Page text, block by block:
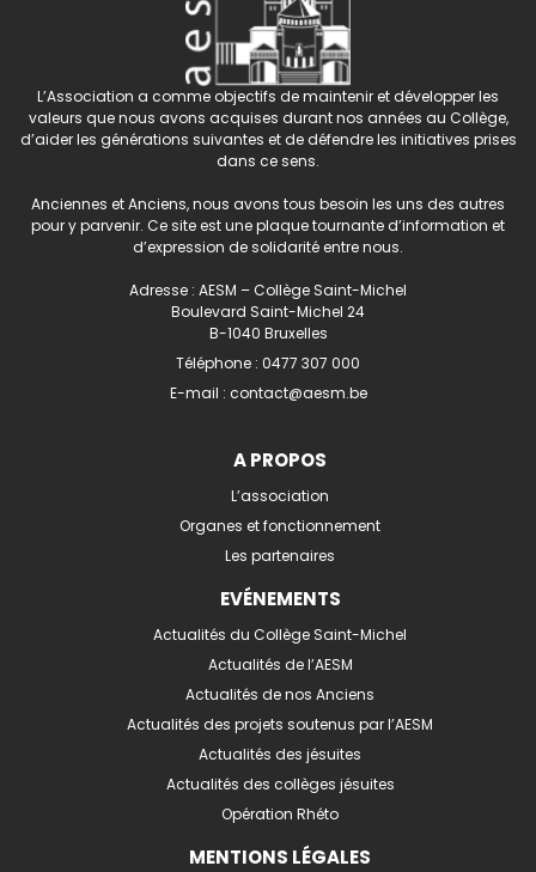
L’Association a comme objectifs de maintenir et développer les
valeurs que nous avons acquises durant nos années au Collège,
d’aider les générations suivantes et de défendre les initiatives prises
dans ce sens.
Anciennes et Anciens, nous avons tous besoin les uns des autres
pour y parvenir. Ce site est une plaque tournante d’information et
d’expression de solidarité entre nous.
Adresse : AESM – Collège Saint-Michel
Boulevard Saint-Michel 24
B-1040 Bruxelles
Téléphone : 0477 307 000
E-mail : contact@aesm.be
A PROPOS
L’association
Organes et fonctionnement
Les partenaires
EVÉNEMENTS
Actualités du Collège Saint-Michel
Actualités de l’AESM
Actualités de nos Anciens
Actualités des projets soutenus par l’AESM
Actualités des jésuites
Actualités des collèges jésuites
Opération Rhéto
MENTIONS LÉGALES